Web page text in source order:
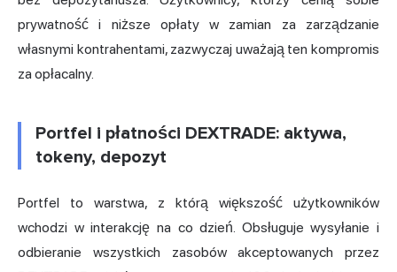
prywatność i niższe opłaty w zamian za zarządzanie
własnymi kontrahentami, zazwyczaj uważają ten kompromis
za opłacalny.
Portfel i płatności DEXTRADE: aktywa,
tokeny, depozyt
Portfel to warstwa, z którą większość użytkowników
wchodzi w interakcję na co dzień. Obsługuje wysyłanie i
odbieranie wszystkich zasobów akceptowanych przez